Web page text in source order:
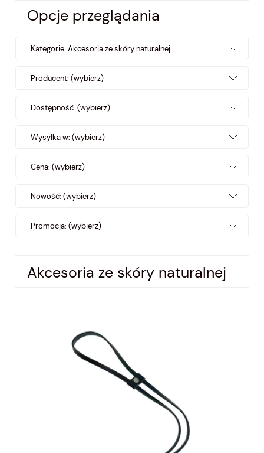
Opcje przeglądania
Kategorie: Akcesoria ze skóry naturalnej
Producent: (wybierz)
Dostępność: (wybierz)
Wysyłka w: (wybierz)
Cena: (wybierz)
Nowość: (wybierz)
Promocja: (wybierz)
Akcesoria ze skóry naturalnej